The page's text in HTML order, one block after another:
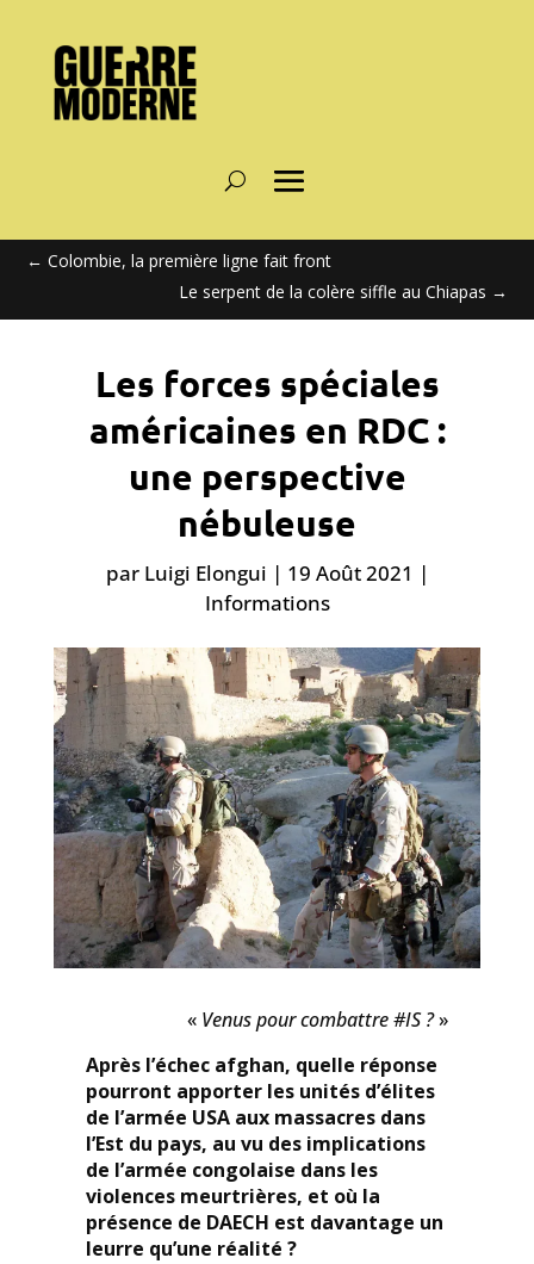
←Colombie, la première ligne fait front
Le serpent de la colère siffle au Chiapas →
Les forces spéciales
américaines en RDC :
une perspective
nébuleuse
par Luigi Elongui | 19 Août 2021 |
Informations
« Venus pour combattre #IS ?»
Après l’échec afghan, quelle réponse
pourront apporter les unités d’élites
de l’armée USA aux massacres dans
l’Est du pays, au vu des implications
de l’armée congolaise dans les
violences meurtrières, et où la
présence de DAECH est davantage un
leurre qu’une réalité ?